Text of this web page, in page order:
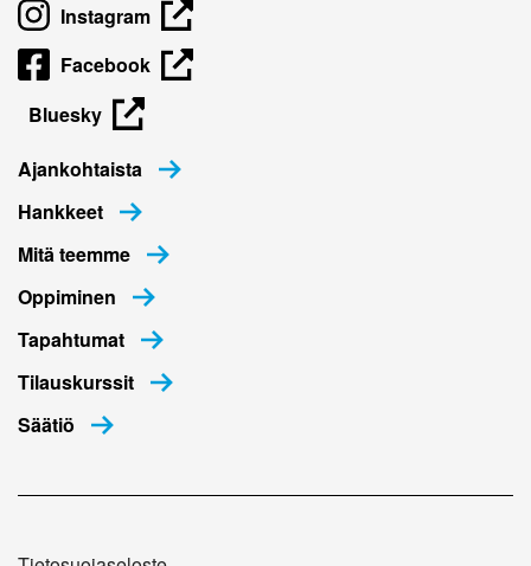
Instagram
Facebook
Bluesky
Ajankohtaista
Hankkeet
Mitä teemme
Oppiminen
Tapahtumat
Tilauskurssit
Säätiö